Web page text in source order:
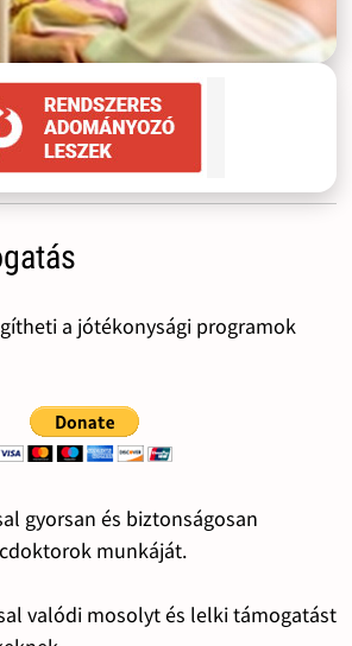
a jótékonysági programok
gyorsan és biztonságosan
munkáját.
valódi mosolyt és lelki támogatást